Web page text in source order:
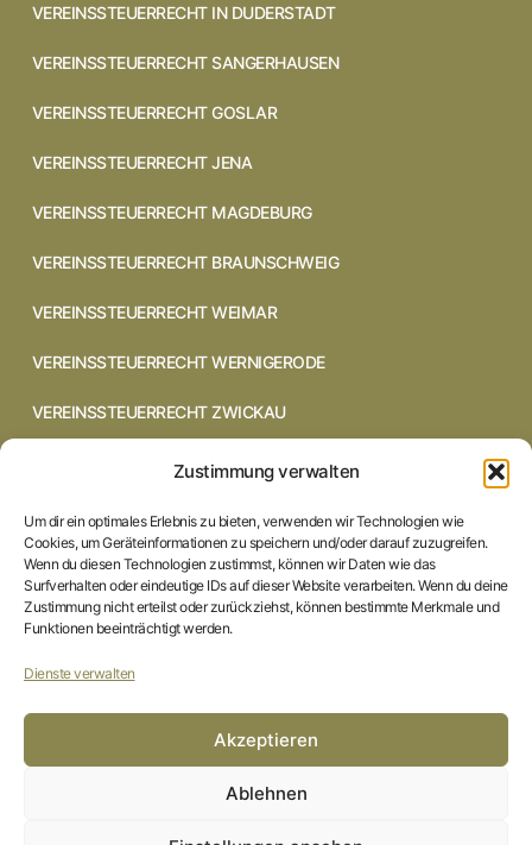
Zustimmung verwalten
Um dir ein optimales Erlebnis zu bieten, verwenden wir Technologien wie
Cookies, um Geräteinformationen zu speichern und/oder darauf zuzugreifen.
Wenn du diesen Technologien zustimmst, können wir Daten wie das
Surfverhalten oder eindeutige IDs auf dieser Website verarbeiten. Wenn du deine
Zustimmung nicht erteilst oder zurückziehst, können bestimmte Merkmale und
Funktionen beeinträchtigt werden.
Dienste verwalten
Akzeptieren
Ablehnen
VEREINSSTEUERRECHT IN DUDERSTADT
VEREINSSTEUERRECHT SANGERHAUSEN
VEREINSSTEUERRECHT GOSLAR
VEREINSSTEUERRECHT JENA
VEREINSSTEUERRECHT MAGDEBURG
VEREINSSTEUERRECHT BRAUNSCHWEIG
VEREINSSTEUERRECHT WEIMAR
VEREINSSTEUERRECHT WERNIGERODE
VEREINSSTEUERRECHT ZWICKAU
VEREINSSTEUERRECHT CHEMNITZ
VEREINSSTEUERRECHT DRESDEN
VEREINSSTEUERRECHT COTTBUS
VEREINSSTEUERRECHT IN BRAUNSCHWEIG
STARTSEITE